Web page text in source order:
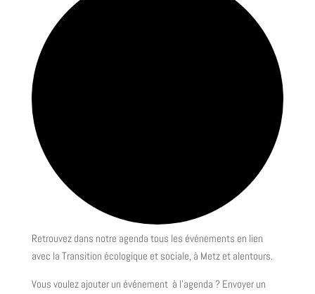
Retrouvez dans notre agenda tous les événements en lien
avec la Transition écologique et sociale, à Metz et alentours.
Vous voulez ajouter un événement à l’agenda ? Envoyer un